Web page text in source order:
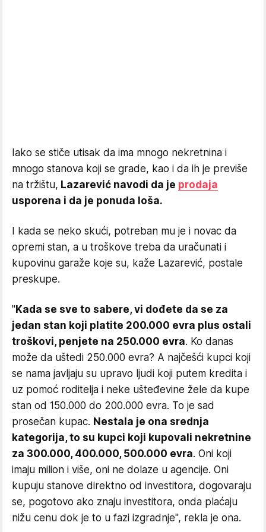
Iako se stiče utisak da ima mnogo nekretnina i
mnogo stanova koji se grade, kao i da ih je previše
na tržištu, Lazarević navodi da je prodaja
usporena i da je ponuda loša.
I kada se neko skući, potreban mu je i novac da
opremi stan, a u troškove treba da uračunati i
kupovinu garaže koje su, kaže Lazarević, postale
preskupe.
"Kada se sve to sabere, vi dođete da se za
jedan stan koji platite 200.000 evra plus ostali
troškovi, penjete na 250.000 evra. Ko danas
može da uštedi 250.000 evra? A najčešći kupci koji
se nama javljaju su upravo ljudi koji putem kredita i
uz pomoć roditelja i neke ušteđevine žele da kupe
stan od 150.000 do 200.000 evra. To je sad
prosečan kupac. Nestala je ona srednja
kategorija, to su kupci koji kupovali nekretnine
za 300.000, 400.000, 500.000 evra. Oni koji
imaju milion i više, oni ne dolaze u agencije. Oni
kupuju stanove direktno od investitora, dogovaraju
se, pogotovo ako znaju investitora, onda plaćaju
nižu cenu dok je to u fazi izgradnje", rekla je ona.